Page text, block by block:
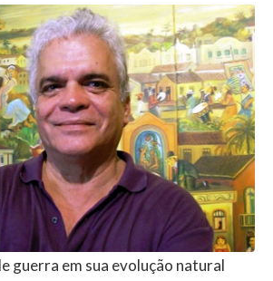
guerra em sua evolução natural